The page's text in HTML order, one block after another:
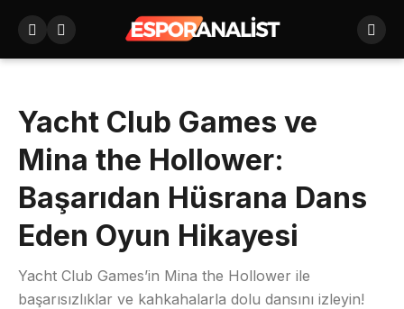
Yacht Club Games ve
Mina the Hollower:
Başarıdan Hüsrana Dans
Eden Oyun Hikayesi
Yacht Club Games’in Mina the Hollower ile
başarısızlıklar ve kahkahalarla dolu dansını izleyin!